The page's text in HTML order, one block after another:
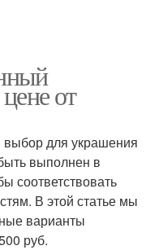
от
для украшения
выполнен в
соответствовать
В этой статье мы
варианты
руб.